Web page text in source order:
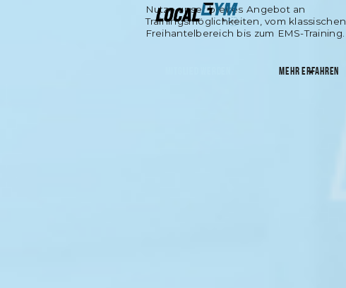
Nutze unser breites Angebot an
Trainingsmöglichkeiten, vom klassischen
Freihantelbereich bis zum EMS-Training.
MEHR ERFAHREN